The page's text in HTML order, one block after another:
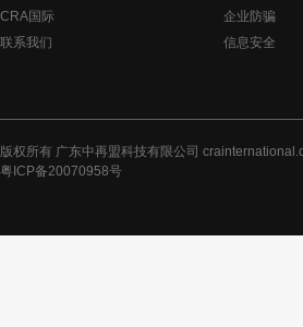
CRA国际
联系我们
企业防骗
信息安全
版权所有 广东中再盟科技有限公司
粤ICP备20070958号